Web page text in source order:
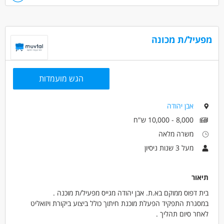
חשבונאות וכספים - מנהל/ת חשבונות
מאפייני משרה
משרה חלקית
מפעיל/ת מכונה
הגש מועמדות
אבן יהודה
8,000 - 10,000 ש"ח
משרה מלאה
מעל 3 שנות ניסיון
תיאור
בית דפוס ממוקם בא.ת. אבן יהודה מגייס מפעיל/ת מוכנה .
במסגרת התפקיד הפעלת מוכנת חיתוך כולל ביצוע ביקורת ויזואליט
לאחר סיום תהליך .